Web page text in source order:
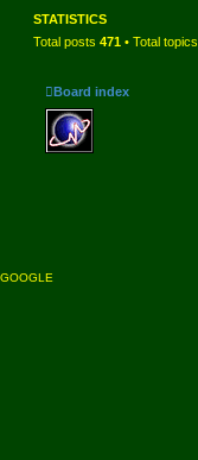
STATISTICS
Total posts 471 • Total topics
Board index
GOOGLE